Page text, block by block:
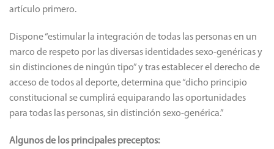
artículo primero.
Dispone “estimular la integración de todas las personas en un
marco de respeto por las diversas identidades sexo-genéricas y
sin distinciones de ningún tipo” y tras establecer el derecho de
acceso de todos al deporte, determina que “dicho principio
constitucional se cumplirá equiparando las oportunidades
para todas las personas, sin distinción sexo-genérica.”
Algunos de los principales preceptos: